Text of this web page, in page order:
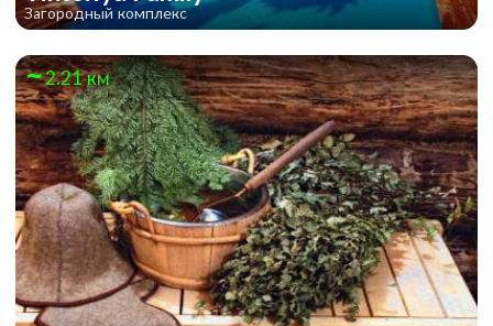
Загородный комплекс
2.21 км